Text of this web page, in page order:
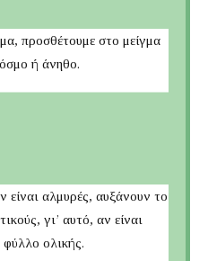
προσθέτουμε στο μείγμα
ή άνηθο.
είναι αλμυρές, αυξάνουν το
γι’ αυτό, αν είναι
ολικής.